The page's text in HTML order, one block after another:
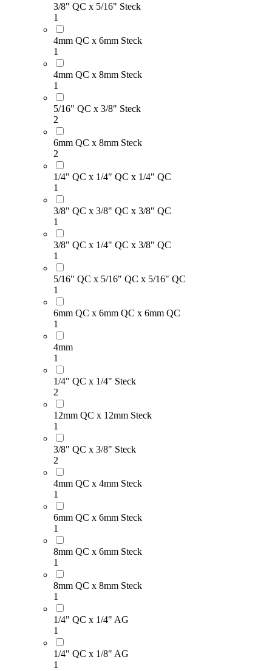
3/8" QC x 5/16" Steck
1
4mm QC x 6mm Steck
1
4mm QC x 8mm Steck
1
5/16" QC x 3/8" Steck
2
6mm QC x 8mm Steck
2
1/4" QC x 1/4" QC x 1/4" QC
1
3/8" QC x 3/8" QC x 3/8" QC
1
3/8" QC x 1/4" QC x 3/8" QC
1
5/16" QC x 5/16" QC x 5/16" QC
1
6mm QC x 6mm QC x 6mm QC
1
4mm
1
1/4" QC x 1/4" Steck
2
12mm QC x 12mm Steck
1
3/8" QC x 3/8" Steck
2
4mm QC x 4mm Steck
1
6mm QC x 6mm Steck
1
8mm QC x 6mm Steck
1
8mm QC x 8mm Steck
1
1/4" QC x 1/4" AG
1
1/4" QC x 1/8" AG
1